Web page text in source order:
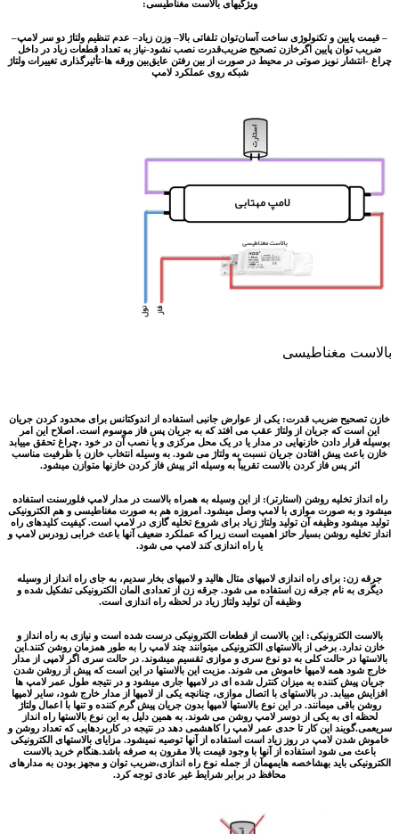
ویژگیهای بالاست مغناطیسی:
و تکنولوژی ساخت آسانتوان تلفاتی بالا– وزن زیاد– عدم تنظیم ولتاژ دو سر لامپ –
پایین اگرخازن تصحیح ضریبقدرت نصب نشود-نیاز به تعداد قطعات زیاد در داخل
نویز صوتی در محیط در صورت از بین رفتن عایقبین ورقه ها-تأثیرگذاری تغییرات ولتاژ
شبکه روی عملکرد لامپ
مغناطیسی
ضریب قدرت: یکی از عوارض جانبی استفاده از اندوکتانس برای محدود کردن جریان
که جریان از ولتاژ عقب می افتد که به جریان پس فاز موسوم است. اصلاح این امر
دادن خازنهایی در مدار یا در یک محل مرکزی و یا نصب آن در خود ،چراغ تحقق مییابد
پیش افتادن جریان نسبت به ولتاژ می شود. به وسیله انتخاب خازن با ظرفیت مناسب
پس فاز کردن بالاست تقریباً به وسیله اثر پیش فاز کردن خازنها متوازن میشود.
تخلیه روشن (استارتر): از این وسیله به همراه بالاست در مدار لامپ فلورسنت استفاده
صورت موازی با لامپ وصل میشود. امروزه هم به صورت مغناطیسی و هم الکترونیکی
وظیفه آن تولید ولتاژ زیاد برای شروع تخلیه گازی در لامپ است. کیفیت کلیدهای راه
روشن بسیار حائز اهمیت است زیرا که عملکرد ضعیف آنها باعث خرابی زودرس لامپ و
یا راه اندازی کند لامپ می شود.
برای راه اندازی لامپهای متال هالید و لامپهای بخار سدیم، به جای راه انداز از وسیله
نام جرقه زن استفاده می شود. جرقه زن از تعدادی المان الکترونیکی تشکیل شده و
وظیفه آن تولید ولتاژ زیاد در لحظه راه اندازی است.
این بالاست از قطعات الکترونیکی درست شده است و نیازی به راه انداز و
برخی از بالاستهای الکترونیکی میتوانند چند لامپ را به طور همزمان روشن کنند.این
در حالت کلی به دو نوع سری و موازی تقسیم میشوند. در حالت سری اگر لامپی از مدار
همه لامپها خاموش می شوند. مزیت این بالاستها در این است که پیش از روشن شدن
کننده به میزان کنترل شده ای در لامپها جاری میشود و در نتیجه طول عمر لامپ ها
در بالاستهای با اتصال موازی، چنانچه یکی از لامپها از مدار خارج شود، سایر لامپها
میمانند. در این نوع بالاستها لامپها بدون جریان پیش گرم کننده و تنها با اعمال ولتاژ
به یکی از دوسر لامپ روشن می شوند. به همین دلیل به این نوع بالاستها راه انداز
این کار تا حدی عمر لامپ را کاهشمی دهد در نتیجه در کاربردهایی که تعداد روشن و
لامپ در روز زیاد است استفاده از آنها توصیه نمیشود. مزایای بالاستهای الکترونیکی
شود استفاده از آنها با وجود قیمت بالا مقرون به صرفه باشد.هنگام خرید بالاست
باید بهشاخصه هایمهمآن از جمله نوع راه اندازی،ضریب توان و مجهز بودن به مدارهای
محافظ در برابر شرایط غیر عادی توجه کرد.